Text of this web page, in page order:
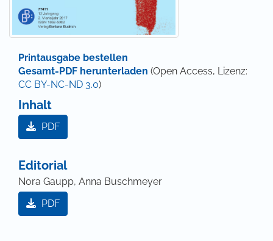
Printausgabe bestellen
Gesamt-PDF herunterladen (Open Access, Lizenz:
CC BY-NC-ND 3.0)
Inhalt
PDF
Editorial
Nora Gaupp, Anna Buschmeyer
PDF